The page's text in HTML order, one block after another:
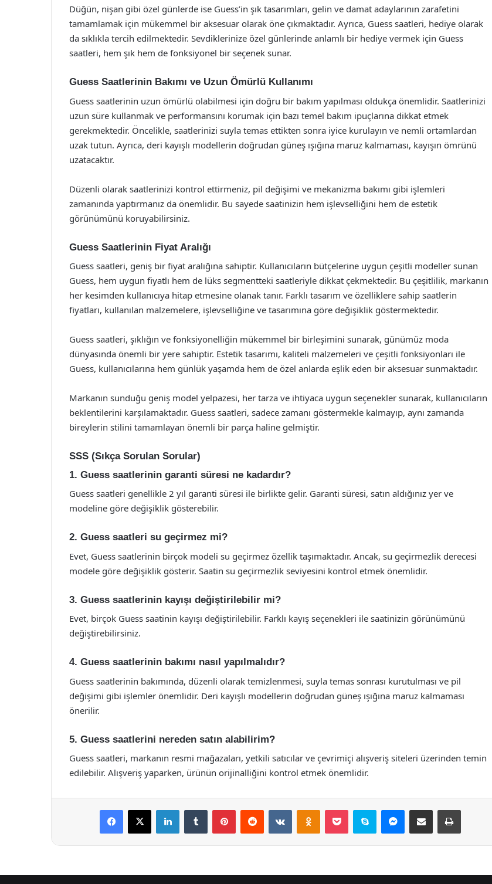
Düğün, nişan gibi özel günlerde ise Guess’in şık tasarımları, gelin ve damat adaylarının zarafetini
tamamlamak için mükemmel bir aksesuar olarak öne çıkmaktadır. Ayrıca, Guess saatleri, hediye olarak
da sıklıkla tercih edilmektedir. Sevdiklerinize özel günlerinde anlamlı bir hediye vermek için Guess
saatleri, hem şık hem de fonksiyonel bir seçenek sunar.
Guess Saatlerinin Bakımı ve Uzun Ömürlü Kullanımı
Guess saatlerinin uzun ömürlü olabilmesi için doğru bir bakım yapılması oldukça önemlidir. Saatlerinizi
uzun süre kullanmak ve performansını korumak için bazı temel bakım ipuçlarına dikkat etmek
gerekmektedir. Öncelikle, saatlerinizi suyla temas ettikten sonra iyice kurulayın ve nemli ortamlardan
uzak tutun. Ayrıca, deri kayışlı modellerin doğrudan güneş ışığına maruz kalmaması, kayışın ömrünü
uzatacaktır.
Düzenli olarak saatlerinizi kontrol ettirmeniz, pil değişimi ve mekanizma bakımı gibi işlemleri
zamanında yaptırmanız da önemlidir. Bu sayede saatinizin hem işlevselliğini hem de estetik
görünümünü koruyabilirsiniz.
Guess Saatlerinin Fiyat Aralığı
Guess saatleri, geniş bir fiyat aralığına sahiptir. Kullanıcıların bütçelerine uygun çeşitli modeller sunan
Guess, hem uygun fiyatlı hem de lüks segmentteki saatleriyle dikkat çekmektedir. Bu çeşitlilik, markanın
her kesimden kullanıcıya hitap etmesine olanak tanır. Farklı tasarım ve özelliklere sahip saatlerin
fiyatları, kullanılan malzemelere, işlevselliğine ve tasarımına göre değişiklik göstermektedir.
Guess saatleri, şıklığın ve fonksiyonelliğin mükemmel bir birleşimini sunarak, günümüz moda
dünyasında önemli bir yere sahiptir. Estetik tasarımı, kaliteli malzemeleri ve çeşitli fonksiyonları ile
Guess, kullanıcılarına hem günlük yaşamda hem de özel anlarda eşlik eden bir aksesuar sunmaktadır.
Markanın sunduğu geniş model yelpazesi, her tarza ve ihtiyaca uygun seçenekler sunarak, kullanıcıların
beklentilerini karşılamaktadır. Guess saatleri, sadece zamanı göstermekle kalmayıp, aynı zamanda
bireylerin stilini tamamlayan önemli bir parça haline gelmiştir.
SSS (Sıkça Sorulan Sorular)
1. Guess saatlerinin garanti süresi ne kadardır?
Guess saatleri genellikle 2 yıl garanti süresi ile birlikte gelir. Garanti süresi, satın aldığınız yer ve
modeline göre değişiklik gösterebilir.
2. Guess saatleri su geçirmez mi?
Evet, Guess saatlerinin birçok modeli su geçirmez özellik taşımaktadır. Ancak, su geçirmezlik derecesi
modele göre değişiklik gösterir. Saatin su geçirmezlik seviyesini kontrol etmek önemlidir.
3. Guess saatlerinin kayışı değiştirilebilir mi?
Evet, birçok Guess saatinin kayışı değiştirilebilir. Farklı kayış seçenekleri ile saatinizin görünümünü
değiştirebilirsiniz.
4. Guess saatlerinin bakımı nasıl yapılmalıdır?
Guess saatlerinin bakımında, düzenli olarak temizlenmesi, suyla temas sonrası kurutulması ve pil
değişimi gibi işlemler önemlidir. Deri kayışlı modellerin doğrudan güneş ışığına maruz kalmaması
önerilir.
5. Guess saatlerini nereden satın alabilirim?
Guess saatleri, markanın resmi mağazaları, yetkili satıcılar ve çevrimiçi alışveriş siteleri üzerinden temin
edilebilir. Alışveriş yaparken, ürünün orijinalliğini kontrol etmek önemlidir.
Facebook
X LinkedInTumblr PinterestReddit VKontakteOdnoklassniki
Pocket Skype Messenger
E-Posta ile paylaş Yazdır